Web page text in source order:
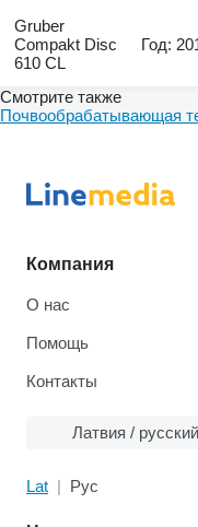
Gruber
Compakt Disc
610 CL
Год:
Смотрите также
Почвообрабатывающая
Компания
О нас
Помощь
Контакты
Латвия / русский
Lat Рус